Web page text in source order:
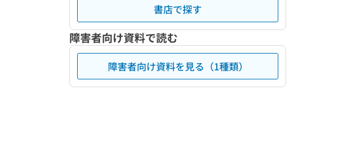
書店で探す
障害者向け資料で読む
障害者向け資料を見る（1種類）